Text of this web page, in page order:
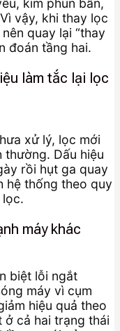
kim phun bẩn,
vậy, khi thay lọc
quay lại “thay
đoán tầng hai.
làm tắc lại lọc
xử lý, lọc mới
thường. Dấu hiệu
rồi hụt ga quay
hệ thống theo quy
máy khác
biệt lỗi ngắt
máy vì cụm
hiệu quả theo
ở cả hai trạng thái